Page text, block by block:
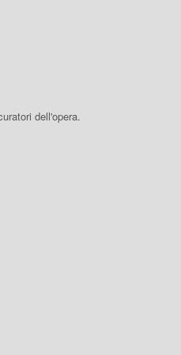
dell'opera.